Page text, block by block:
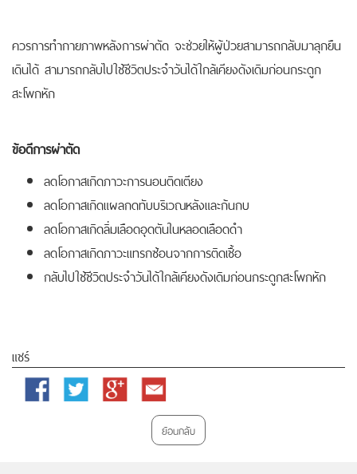
ควรการทำกายภาพหลังการผ่าตัด จะช่วยให้ผู้ป่วยสามารถกลับมาลุกยืน
เดินได้ สามารถกลับไปใช้ชีวิตประจำวันได้ใกล้เคียงดังเดิมก่อนกระดูก
สะโพกหัก
ข้อดีการผ่าตัด
ลดโอกาสเกิดภาวะการนอนติดเตียง
ลดโอกาสเกิดแผลกดทับบริเวณหลังและก้นกบ
ลดโอกาสเกิดลิ่มเลือดอุดตันในหลอดเลือดดำ
ลดโอกาสเกิดภาวะแทรกซ้อนจากการติดเชื้อ
กลับไปใช้ชีวิตประจำวันได้ใกล้เคียงดังเดิมก่อนกระดูกสะโพกหัก
แชร์
Facebook Twitter
Google
Email
ย้อนกลับ